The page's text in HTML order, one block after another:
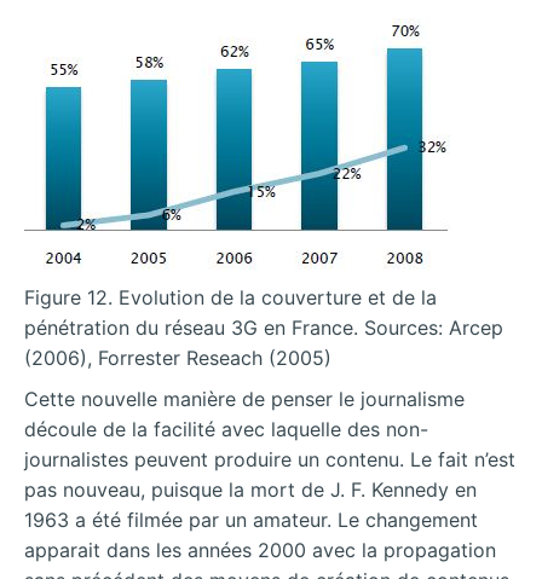
Figure 12. Evolution de la couverture et de la
pénétration du réseau 3G en France. Sources: Arcep
(2006), Forrester Reseach (2005)
Cette nouvelle manière de penser le journalisme
découle de la facilité avec laquelle des non-
journalistes peuvent produire un contenu. Le fait n’est
pas nouveau, puisque la mort de J. F. Kennedy en
1963 a été filmée par un amateur. Le changement
apparait dans les années 2000 avec la propagation